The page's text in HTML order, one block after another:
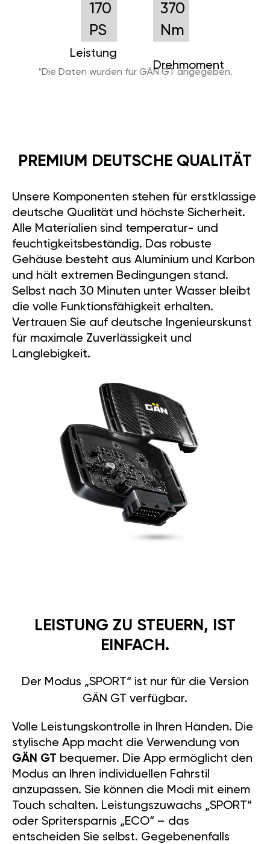
170
PS
Leistung
370
Nm
Drehmoment
*Die Daten wurden für GÄN GT angegeben.
PREMIUM DEUTSCHE QUALITÄT
Unsere Komponenten stehen für erstklassige
deutsche Qualität und höchste Sicherheit.
Alle Materialien sind temperatur- und
feuchtigkeitsbeständig. Das robuste
Gehäuse besteht aus Aluminium und Karbon
und hält extremen Bedingungen stand.
Selbst nach 30 Minuten unter Wasser bleibt
die volle Funktionsfähigkeit erhalten.
Vertrauen Sie auf deutsche Ingenieurskunst
für maximale Zuverlässigkeit und
Langlebigkeit.
LEISTUNG ZU STEUERN, IST
EINFACH.
Der Modus „SPORT“ ist nur für die Version
GÄN GT verfügbar.
Volle Leistungskontrolle in Ihren Händen. Die
stylische App macht die Verwendung von
GÄN GT bequemer. Die App ermöglicht den
Modus an Ihren individuellen Fahrstil
anzupassen. Sie können die Modi mit einem
Touch schalten. Leistungszuwachs „SPORT“
oder Spritersparnis „ECO“ – das
entscheiden Sie selbst. Gegebenenfalls